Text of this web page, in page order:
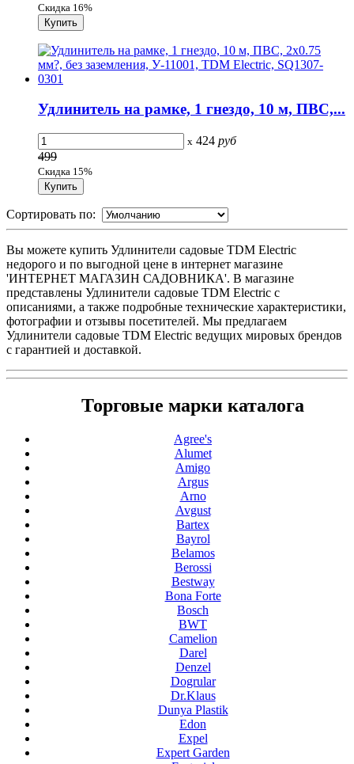
Скидка 16%
Удлинитель на рамке, 1 гнездо, 10 м, ПВС,...
x 424 руб
499
Скидка 15%
Сортировать по:
Вы можете купить Удлинители садовые TDM Electric
недорого и по выгодной цене в интернет магазине
'ИНТЕРНЕТ МАГАЗИН САДОВНИКА'. В магазине
представлены Удлинители садовые TDM Electric с
описаниями, а также подробные технические характеристики,
фотографии и отзывы посетителей. Мы предлагаем
Удлинители садовые TDM Electric ведущих мировых брендов
с гарантией и доставкой.
Торговые марки каталога
Agree's
Alumet
Amigo
Argus
Arno
Avgust
Bartex
Bayrol
Belamos
Berossi
Bestway
Bona Forte
Bosch
BWT
Camelion
Darel
Denzel
Dogrular
Dr.Klaus
Dunya Plastik
Edon
Expel
Expert Garden